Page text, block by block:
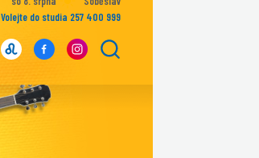
Volejte do studia 257 400 999